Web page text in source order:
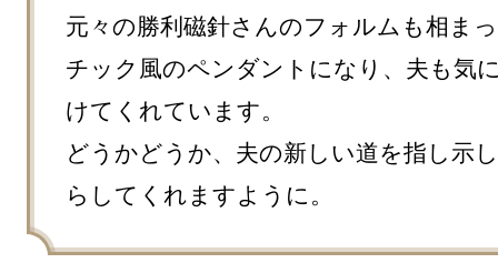
元々の勝利磁針さんのフォルムも相ま
チック風のペンダントになり、夫も気
けてくれています。
どうかどうか、夫の新しい道を指し示
らしてくれますように。